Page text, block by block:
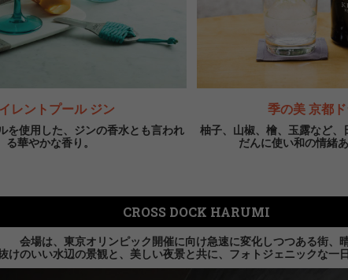
レントプール ジン
を使用した、ジンの香水とも言われ
る華やかな香り。
季の美 京都
柚子、山椒、檜、玉露など
だんに使い和の情緒
CROSS DOCK HARUMI
会場は、東京オリンピック開催に向け急速に変化しつつある街、晴
けのいい水辺の景観と、美しい夜景と共に、フォトジェニックな一